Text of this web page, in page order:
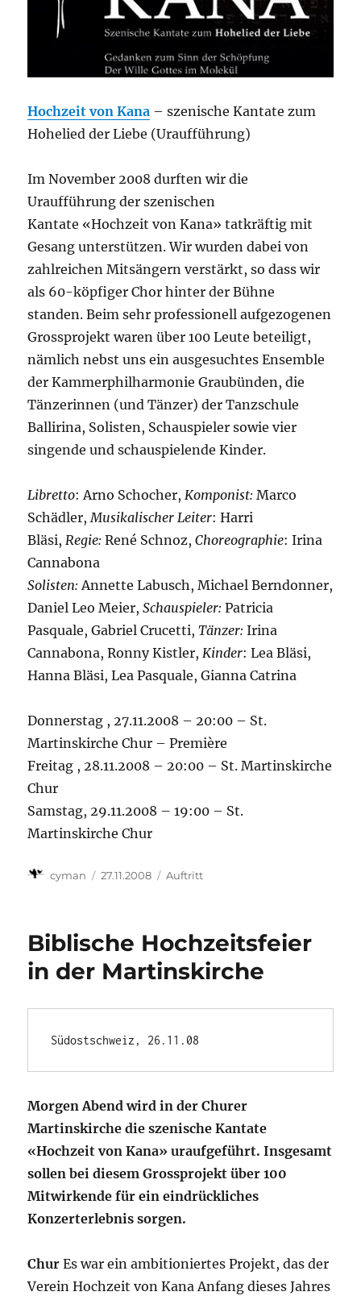
Hochzeit von Kana – szenische Kantate zum
Hohelied der Liebe (Uraufführung)
Im November 2008 durften wir die
Uraufführung der szenischen
Kantate «Hochzeit von Kana» tatkräftig mit
Gesang unterstützen. Wir wurden dabei von
zahlreichen Mitsängern verstärkt, so dass wir
als 60-köpfiger Chor hinter der Bühne
standen. Beim sehr professionell aufgezogenen
Grossprojekt waren über 100 Leute beteiligt,
nämlich nebst uns ein ausgesuchtes Ensemble
der Kammerphilharmonie Graubünden, die
Tänzerinnen (und Tänzer) der Tanzschule
Ballirina, Solisten, Schauspieler sowie vier
singende und schauspielende Kinder.
Libretto: Arno Schocher,Komponist: Marco
Schädler,Musikalischer Leiter: Harri
Bläsi, Regie: René Schnoz,Choreographie: Irina
Cannabona
Solisten: Annette Labusch, Michael Berndonner,
Daniel Leo Meier,Schauspieler: Patricia
Pasquale, Gabriel Crucetti,Tänzer: Irina
Cannabona, Ronny Kistler,Kinder: Lea Bläsi,
Hanna Bläsi, Lea Pasquale, Gianna Catrina
Donnerstag , 27.11.2008 – 20:00 – St.
Martinskirche Chur – Première
Freitag , 28.11.2008 – 20:00 – St. Martinskirche
Chur
Samstag, 29.11.2008 – 19:00 – St.
Martinskirche Chur
Autor
cyman
Veröffentlicht
27.11.2008 Kategorien
Auftritt
Biblische Hochzeitsfeier
in der Martinskirche
Südostschweiz, 26.11.08
Morgen Abend wird in der Churer
Martinskirche die szenische Kantate
«Hochzeit von Kana» uraufgeführt. Insgesamt
sollen bei diesem Grossprojekt über 100
Mitwirkende für ein eindrückliches
Konzerterlebnis sorgen.
Chur Es war ein ambitioniertes Projekt, das der
Verein Hochzeit von Kana Anfang dieses Jahres